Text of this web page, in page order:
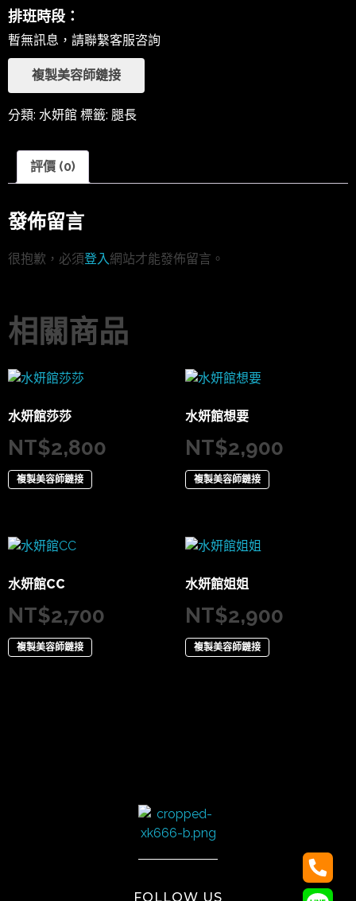
排班時段：
暫無訊息，請聯繫客服咨詢
複製美容師鏈接
分類: 水妍館 標籤: 腿長
評價 (0)
發佈留言
很抱歉，必須登入網站才能發佈留言。
相關商品
水妍館莎莎
NT$2,800
複製美容師鏈接
水妍館想要
NT$2,900
複製美容師鏈接
水妍館CC
NT$2,700
複製美容師鏈接
水妍館姐姐
NT$2,900
複製美容師鏈接
FOLLOW US